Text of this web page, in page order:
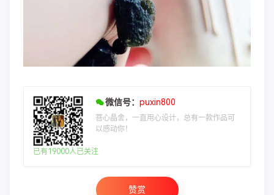
微信号： puxin800
菩心晶舍，一直用心设计，总有一款作品可
以感动你！
已有19000人已关注
赞赏